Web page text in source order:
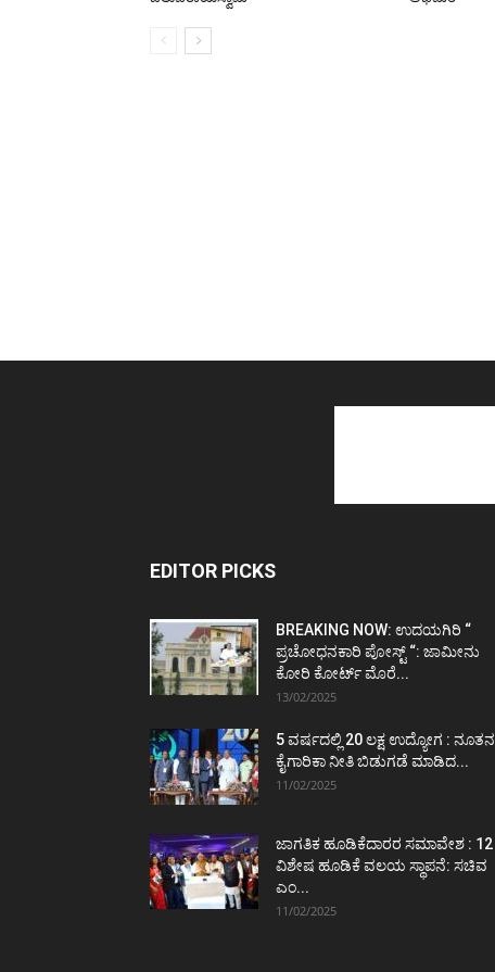
EDITOR PICKS
BREAKING NOW: ಉದಯಗಿರಿ “
ಪ್ರಚೋಧನಕಾರಿ ಪೋಸ್ಟ್‌ “: ಜಾಮೀನು
ಕೋರಿ ಕೋರ್ಟ್‌ ಮೊರೆ...
13/02/2025
5 ವರ್ಷದಲ್ಲಿ 20 ಲಕ್ಷ ಉದ್ಯೋಗ : ನೂತನ
ಕೈಗಾರಿಕಾ ನೀತಿ ಬಿಡುಗಡೆ ಮಾಡಿದ...
11/02/2025
ಜಾಗತಿಕ ಹೂಡಿಕೆದಾರರ ಸಮಾವೇಶ : 12
ವಿಶೇಷ ಹೂಡಿಕೆ ವಲಯ ಸ್ಥಾಪನೆ: ಸಚಿವ
ಎಂ...
11/02/2025